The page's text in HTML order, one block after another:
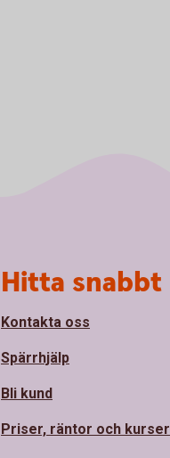
Hitta snabbt
Kontakta oss
Spärrhjälp
Bli kund
Priser, räntor och kurser